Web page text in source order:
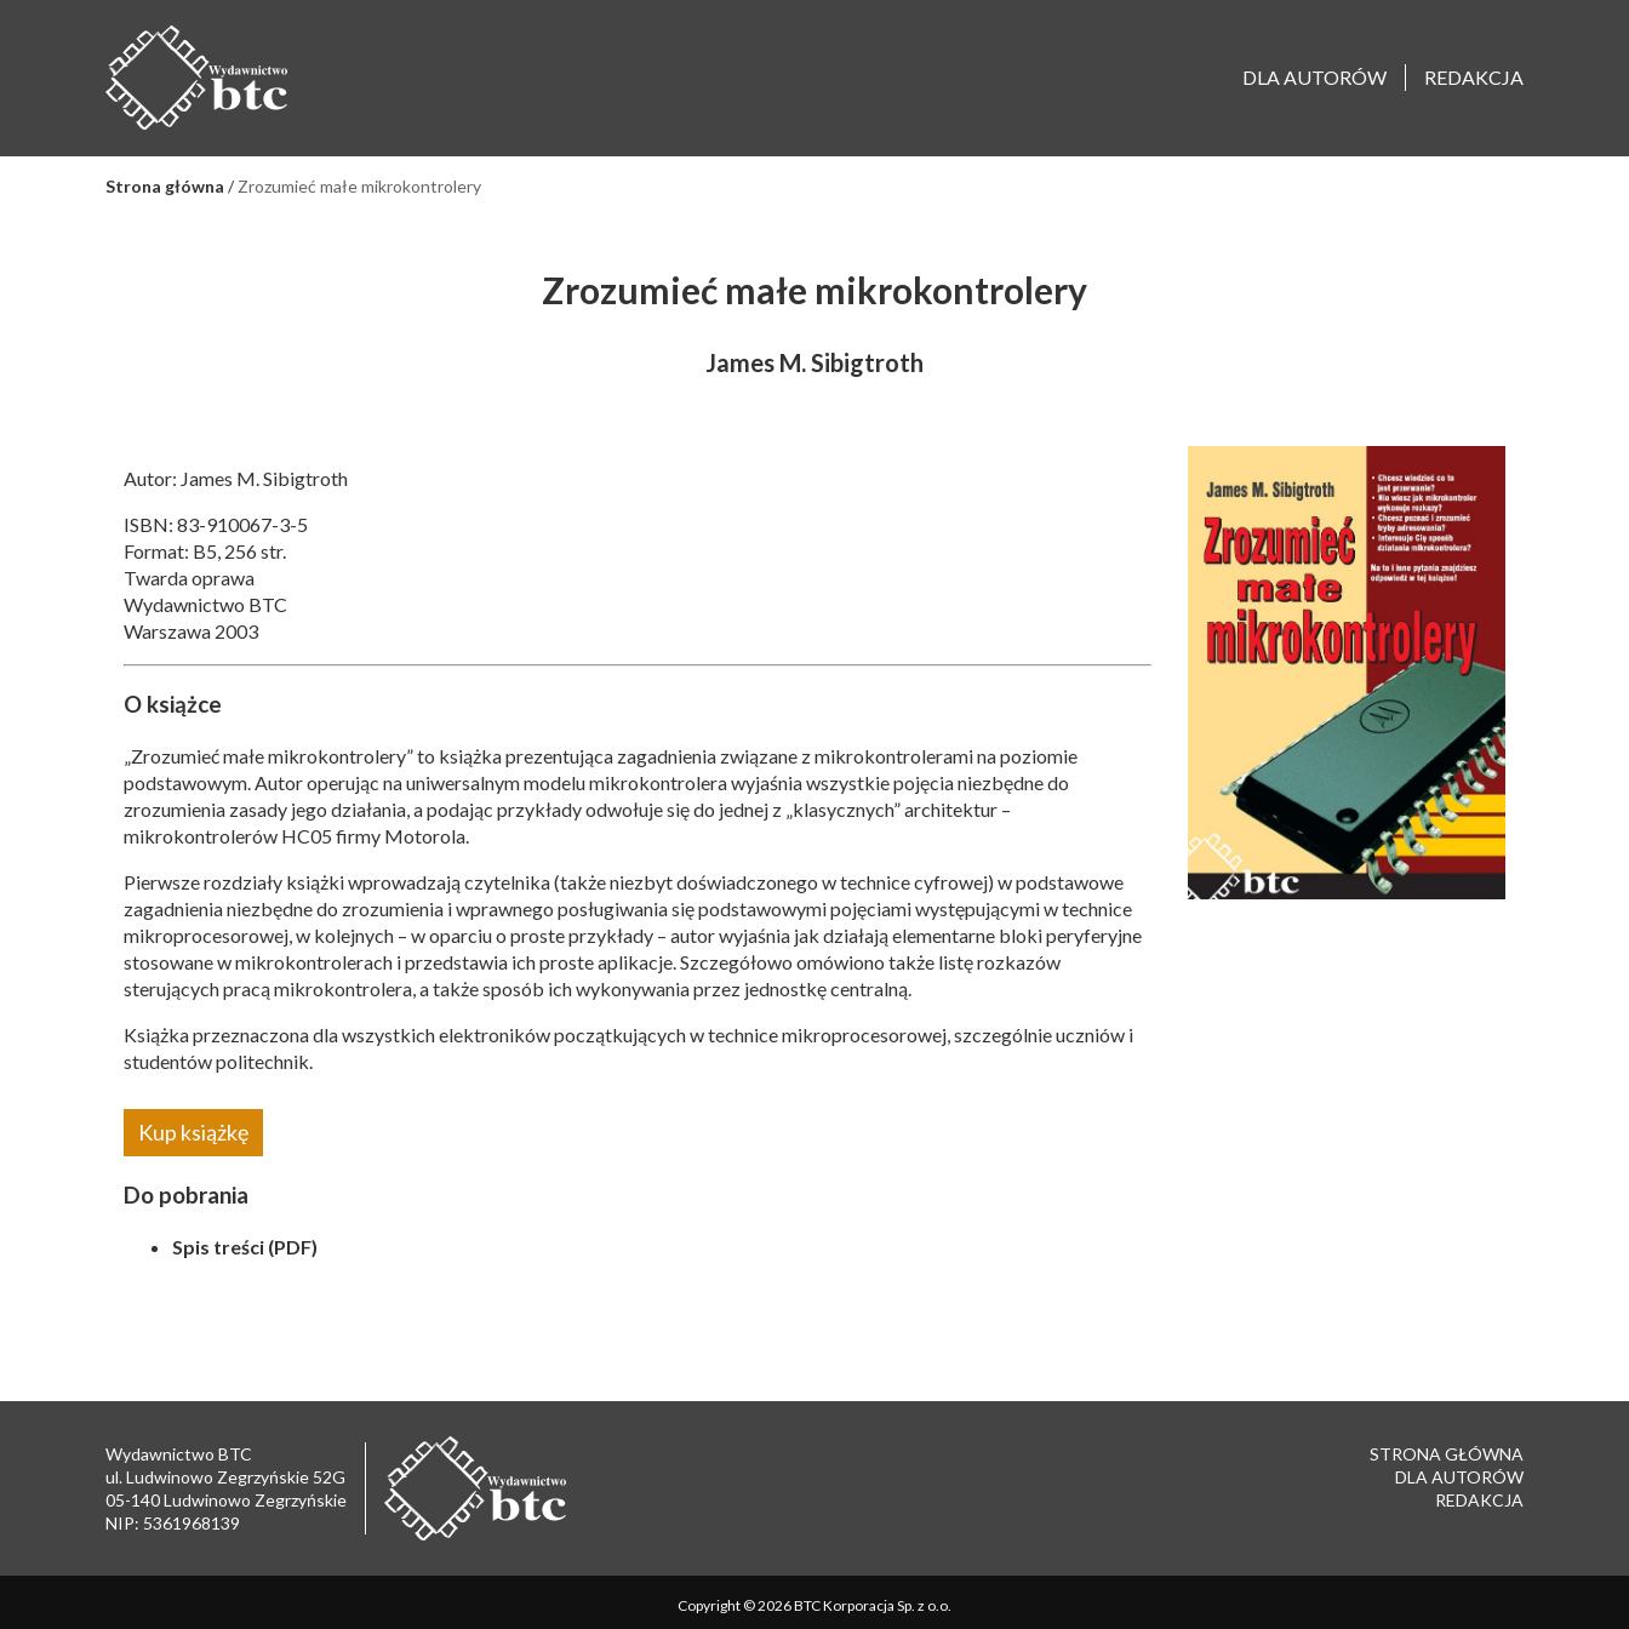
DLA AUTORÓW REDAKCJA
Strona główna / Zrozumieć małe mikrokontrolery
Zrozumieć małe mikrokontrolery
James M. Sibigtroth
Autor: James M. Sibigtroth
ISBN: 83-910067-3-5
Format: B5, 256 str.
Twarda oprawa
Wydawnictwo BTC
Warszawa 2003
O książce
„Zrozumieć małe mikrokontrolery” to książka prezentująca zagadnienia związane z mikrokontrolerami na poziomie
podstawowym. Autor operując na uniwersalnym modelu mikrokontrolera wyjaśnia wszystkie pojęcia niezbędne do
zrozumienia zasady jego działania, a podając przykłady odwołuje się do jednej z „klasycznych” architektur –
mikrokontrolerów HC05 firmy Motorola.
Pierwsze rozdziały książki wprowadzają czytelnika (także niezbyt doświadczonego w technice cyfrowej) w podstawowe
zagadnienia niezbędne do zrozumienia i wprawnego posługiwania się podstawowymi pojęciami występującymi w technice
mikroprocesorowej, w kolejnych – w oparciu o proste przykłady – autor wyjaśnia jak działają elementarne bloki peryferyjne
stosowane w mikrokontrolerach i przedstawia ich proste aplikacje. Szczegółowo omówiono także listę rozkazów
sterujących pracą mikrokontrolera, a także sposób ich wykonywania przez jednostkę centralną.
Książka przeznaczona dla wszystkich elektroników początkujących w technice mikroprocesorowej, szczególnie uczniów i
studentów politechnik.
Kup książkę
Do pobrania
Spis treści (PDF)
Wydawnictwo BTC
ul. Ludwinowo Zegrzyńskie 52G
05-140 Ludwinowo Zegrzyńskie
NIP: 5361968139
STRONA GŁÓWNA
DLA AUTORÓW
REDAKCJA
Copyright © 2026 BTC Korporacja Sp. z o.o.